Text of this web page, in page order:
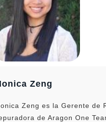
Zeng
Zeng es la Gerente de
de Aragon One